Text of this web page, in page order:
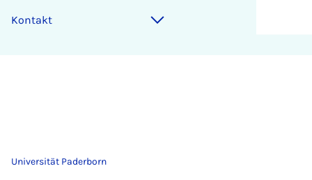
Kontakt
Universität Paderborn